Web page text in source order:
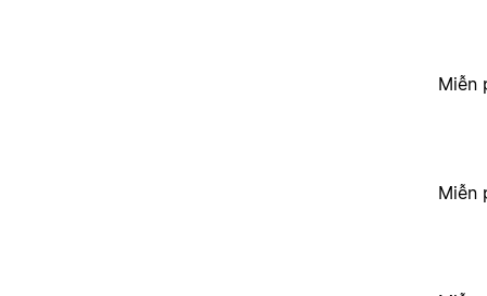
Miễn
Miễn